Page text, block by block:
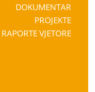
DOKUMENTAR
PROJEKTE
RAPORTE VJETORE